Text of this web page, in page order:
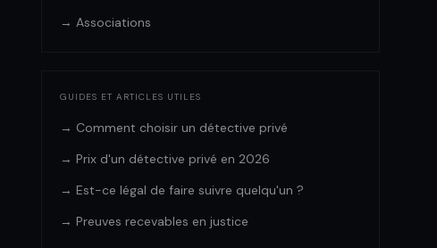
→ Associations
GUIDES ET ARTICLES UTILES
→ Comment choisir un détective privé
→ Prix d'un détective privé en 2026
→ Est-ce légal de faire suivre quelqu'un ?
→ Preuves recevables en justice